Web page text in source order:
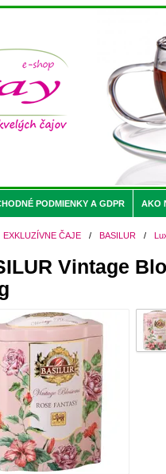
PODMIENKY A GDPR AKO
EXKLUZÍVNE ČAJE / BASILUR /
Vintage